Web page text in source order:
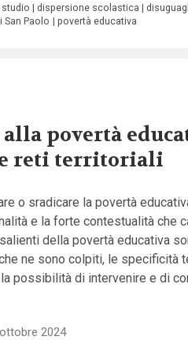
dispersione scolastica
San Paolo
povertà educativa
povertà
reti territoriali
o sradicare la povertà
e la forte contestualità che
della povertà educativa
ne sono colpiti, le specificità
possibilità di intervenire e di
2024